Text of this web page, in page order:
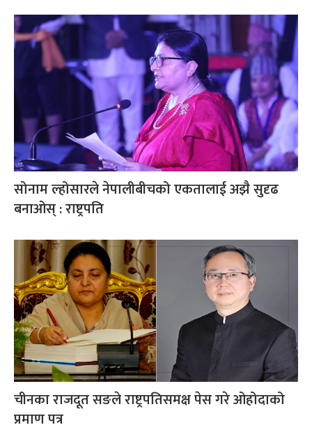
सोनाम ल्होसारले नेपालीबीचको एकतालाई अझै सुदृढ
बनाओस् : राष्ट्रपति
चीनका राजदूत सङले राष्ट्रपतिसमक्ष पेस गरे ओहोदाको
प्रमाण पत्र